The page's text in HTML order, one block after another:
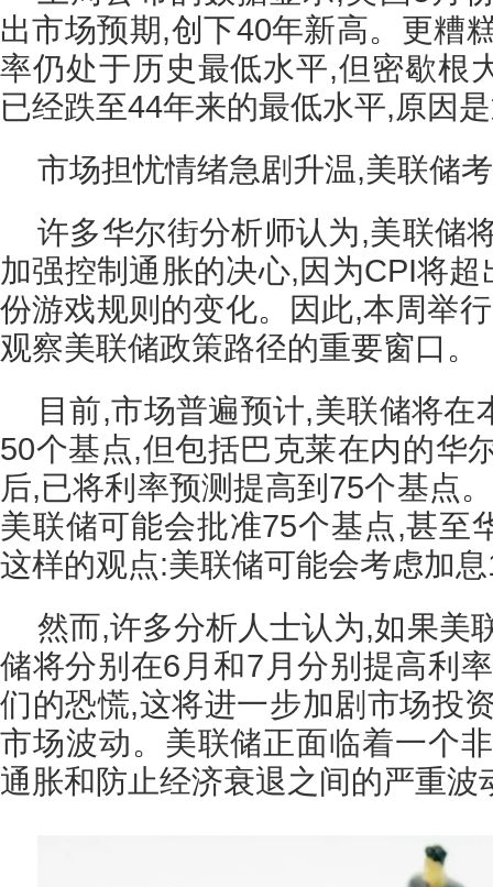
出市场预期,创下40年新高。更糟
率仍处于历史最低水平,但密歇根
已经跌至44年来的最低水平,原因
市场担忧情绪急剧升温,美联储
许多华尔街分析师认为,美联储
加强控制通胀的决心,因为CPI将
份游戏规则的变化。因此,本周举
观察美联储政策路径的重要窗口。
目前,市场普遍预计,美联储将在
50个基点,但包括巴克莱在内的华
后,已将利率预测提高到75个基点
美联储可能会批准75个基点,甚至
这样的观点:美联储可能会考虑加
然而,许多分析人士认为,如果美
储将分别在6月和7月分别提高利
们的恐慌,这将进一步加剧市场投
市场波动。美联储正面临着一个
通胀和防止经济衰退之间的严重波